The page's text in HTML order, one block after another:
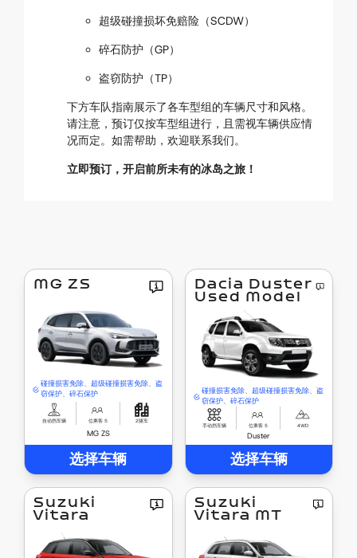
超级碰撞损坏免赔险（SCDW）
碎石防护（GP）
盗窃防护（TP）
下方车队指南展示了各车型组的车辆尺寸和风格。
请注意，预订仅按车型组进行，且需视车辆供应情
况而定。如需帮助，欢迎联系我们。
立即预订，开启前所未有的冰岛之旅！
MG ZS
碰撞损害免除、超级碰撞损害免除、盗
窃保护、碎石保护
自动挡车辆 位乘客 5 2驱车
MG ZS
选择车辆
Dacia Duster
Used Model
碰撞损害免除、超级碰撞损害免除、盗
窃保护、碎石保护
手动挡车辆 位乘客 5 4WD
Duster
选择车辆
Suzuki
Vitara
Suzuki
Vitara MT